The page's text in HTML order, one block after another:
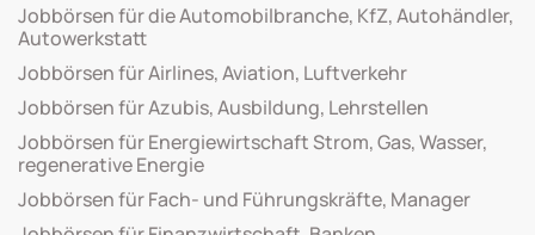
Jobbörsen für die Automobilbranche, KfZ, Autohändler,
Autowerkstatt
Jobbörsen für Airlines, Aviation, Luftverkehr
Jobbörsen für Azubis, Ausbildung, Lehrstellen
Jobbörsen für Energiewirtschaft Strom, Gas, Wasser,
regenerative Energie
Jobbörsen für Fach- und Führungskräfte, Manager